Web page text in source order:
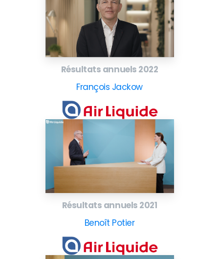
Résultats annuels 2022
François Jackow
Résultats annuels 2021
Benoît Potier